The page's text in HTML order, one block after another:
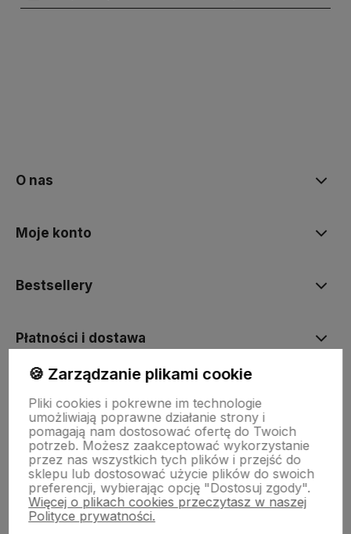
O nas
Moje konto
Bestsellery
Płatności i dostawa
Pomoc
🍪 Zarządzanie plikami cookie
Pliki cookies i pokrewne im technologie
umożliwiają poprawne działanie strony i
pomagają nam dostosować ofertę do Twoich
potrzeb. Możesz zaakceptować wykorzystanie
przez nas wszystkich tych plików i przejść do
sklepu lub dostosować użycie plików do swoich
preferencji, wybierając opcję "Dostosuj zgody".
Więcej o plikach cookies przeczytasz w naszej
Polityce prywatności.